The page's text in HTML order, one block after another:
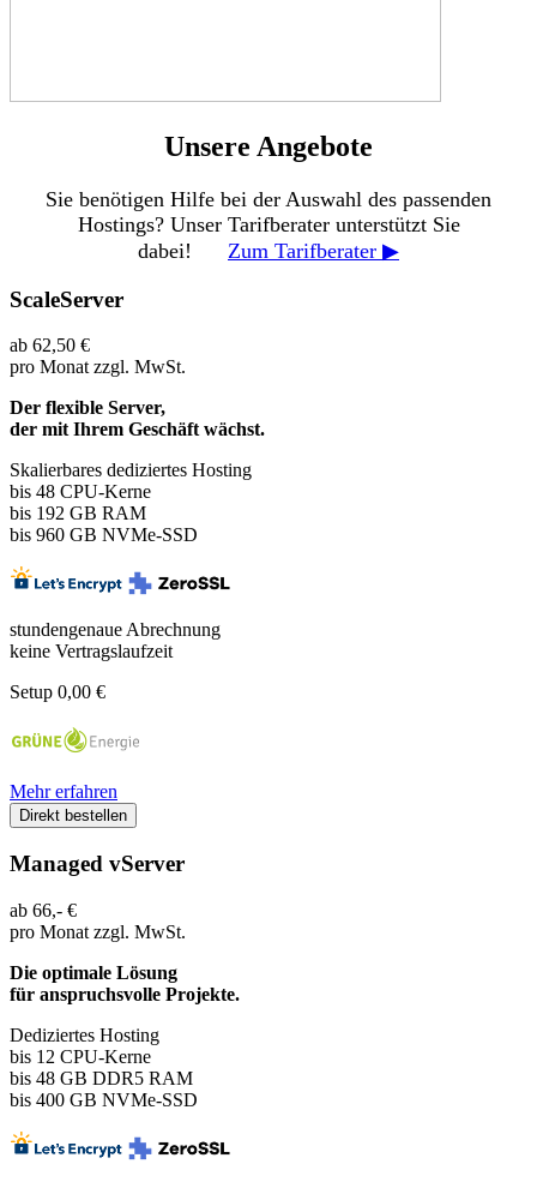
Unsere Angebote
Sie benötigen Hilfe bei der Auswahl des passenden
Hostings? Unser Tarifberater unterstützt Sie
dabei! Zum Tarifberater ▶
ScaleServer
ab 62,50 €
pro Monatzzgl. MwSt.
Der flexible Server,
der mit Ihrem Geschäft wächst.
Skalierbares dediziertes Hosting
bis 48 CPU-Kerne
bis 192 GB RAM
bis 960 GB NVMe-SSD
stundengenaue Abrechnung
keine Vertragslaufzeit
Setup 0,00 €
Mehr erfahren
Direkt bestellen
Managed vServer
ab 66,- €
pro Monat zzgl. MwSt.
Die optimale Lösung
für anspruchsvolle Projekte.
Dediziertes Hosting
bis 12 CPU-Kerne
bis 48 GB DDR5 RAM
bis 400 GB NVMe-SSD